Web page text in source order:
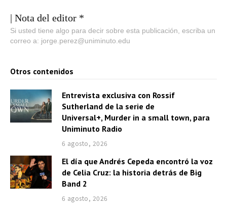
| Nota del editor *
Si usted tiene algo para decir sobre esta publicación, escriba un
correo a: jorge.perez@uniminuto.edu
Otros contenidos
Entrevista exclusiva con Rossif
Sutherland de la serie de
Universal+, Murder in a small town, para
Uniminuto Radio
6 agosto, 2026
El día que Andrés Cepeda encontró la voz
de Celia Cruz: la historia detrás de Big
Band 2
6 agosto, 2026